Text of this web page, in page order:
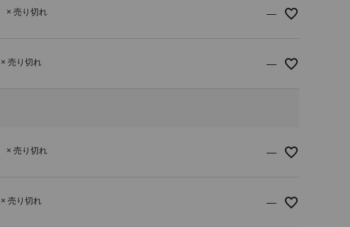
× 売り切れ —
× 売り切れ —
× 売り切れ —
× 売り切れ —